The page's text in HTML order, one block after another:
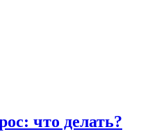
что делать?